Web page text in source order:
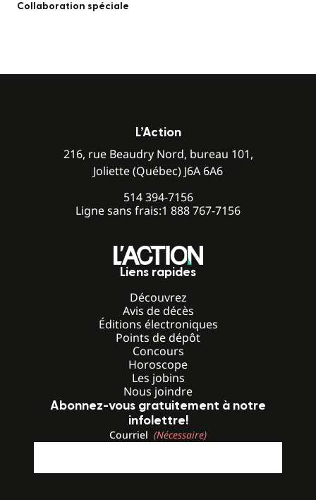
Collaboration spéciale
L’Action
216, rue Beaudry Nord, bureau 101,
Joliette (Québec) J6A 6A6
514 394-7156
Ligne sans frais:1 888 767-7156
Liens rapides
Découvrez
Avis de décès
Éditions électroniques
Points de dépôt
Concours
Horoscope
Les jobins
Nous joindre
Abonnez-vous gratuitement à notre
infolettre!
Courriel (Nécessaire)